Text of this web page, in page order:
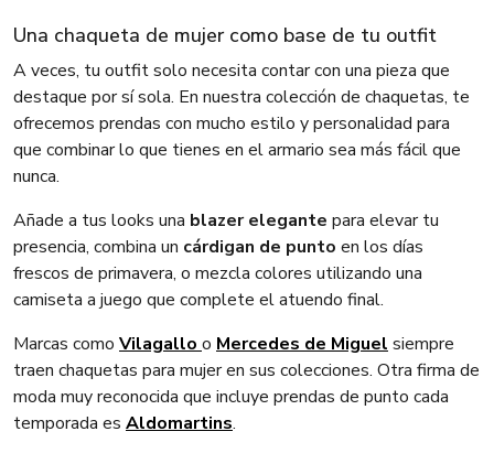
Una chaqueta de mujer como base de tu outfit
A veces, tu outfit solo necesita contar con una pieza que
destaque por sí sola. En nuestra colección de chaquetas, te
ofrecemos prendas con mucho estilo y personalidad para
que combinar lo que tienes en el armario sea más fácil que
nunca.
Añade a tus looks una blazer elegante para elevar tu
presencia, combina un cárdigan de punto en los días
frescos de primavera, o mezcla colores utilizando una
camiseta a juego que complete el atuendo final.
Marcas como Vilagallo o Mercedes de Miguel siempre
traen chaquetas para mujer en sus colecciones. Otra firma de
moda muy reconocida que incluye prendas de punto cada
temporada es Aldomartins.